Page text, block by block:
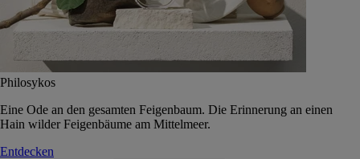
Philosykos
Eine Ode an den gesamten Feigenbaum. Die Erinnerung an einen
Hain wilder Feigenbäume am Mittelmeer.
Entdecken